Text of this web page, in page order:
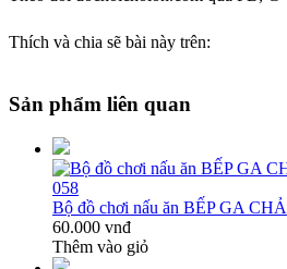
Thích và chia sẽ bài này trên:
Sản phẩm liên quan
Bộ đồ chơi nấu ăn BẾP GA
60.000 vnđ
Thêm vào giỏ